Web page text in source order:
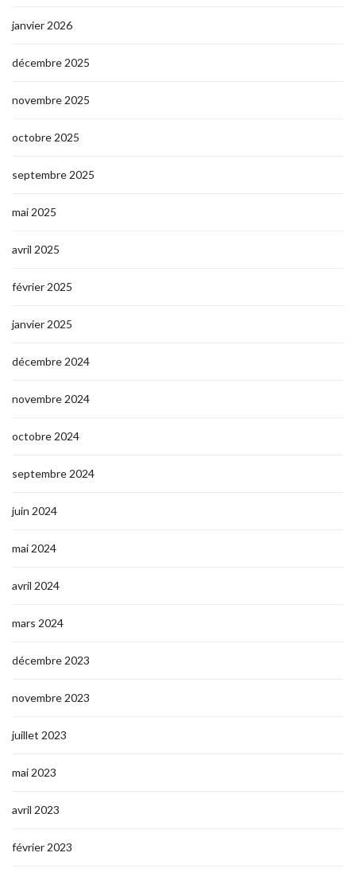
janvier 2026
décembre 2025
novembre 2025
octobre 2025
septembre 2025
mai 2025
avril 2025
février 2025
janvier 2025
décembre 2024
novembre 2024
octobre 2024
septembre 2024
juin 2024
mai 2024
avril 2024
mars 2024
décembre 2023
novembre 2023
juillet 2023
mai 2023
avril 2023
février 2023